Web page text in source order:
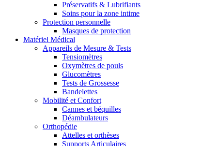
Préservatifs & Lubrifiants
Soins pour la zone intime
Protection personnelle
Masques de protection
Matériel Médical
Appareils de Mesure & Tests
Tensiomètres
Oxymètres de pouls
Glucomètres
Tests de Grossesse
Bandelettes
Mobilité et Confort
Cannes et béquilles
Déambulateurs
Orthopédie
Attelles et orthèses
Supports Articulaires